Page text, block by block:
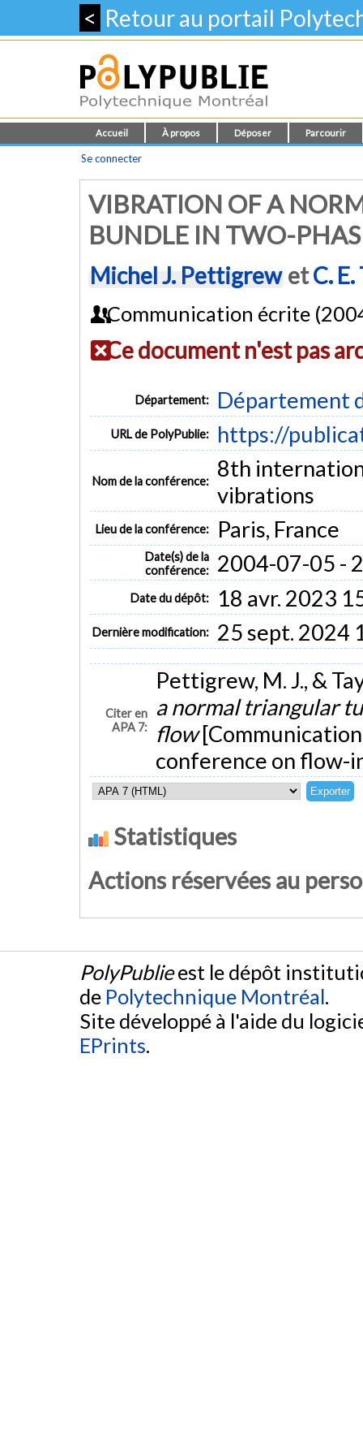
< Retour au portail
Accueil À propos Déposer Parcourir
Se connecter
VIBRATION OF A
BUNDLE IN TWO-
Michel J. Pettigrew etC.
Communication écrite
Ce document n'est pas
Département: Département
URL de PolyPublie: https://
Nom de la conférence:
8th
vibrations
Lieu de la conférence: Paris, France
Date(s) de la
conférence:
2004-07-05 -
Date du dépôt: 18 avr. 2023
Dernière modification: 25 sept. 2024
Citer en
APA 7:
Pettigrew, M. J., &
a normal triangular
flow
conference on flow-
Statistiques
Actions réservées au
PolyPublieest le dépôt
de Polytechnique Montréal.
Site développé à l'aide du
EPrints.